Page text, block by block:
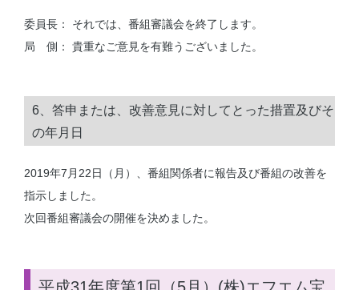
委員長： それでは、番組審議会を終了します。
局 側： 貴重なご意見を有難うございました。
6、答申または、改善意見に対してとった措置及びそ
の年月日
2019年7月22日（月）、番組関係者に報告及び番組の改善を
指示しました。
次回番組審議会の開催を決めました。